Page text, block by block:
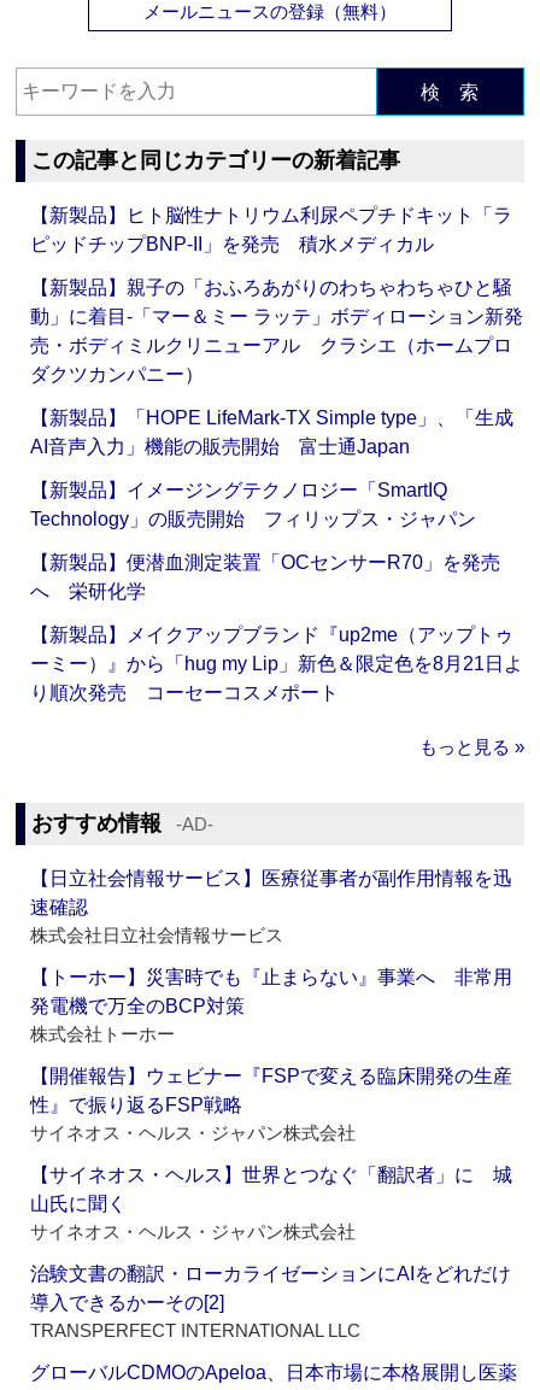
メールニュースの登録（無料）
検 索
この記事と同じカテゴリーの新着記事
【新製品】ヒト脳性ナトリウム利尿ペプチドキット「ラ
ピッドチップBNP-II」を発売 積水メディカル
【新製品】親子の「おふろあがりのわちゃわちゃひと騒
動」に着目‐「マー＆ミー ラッテ」ボディローション新発
売・ボディミルクリニューアル クラシエ（ホームプロ
ダクツカンパニー）
【新製品】「HOPE LifeMark-TX Simple type」、「生成
AI音声入力」機能の販売開始 富士通Japan
【新製品】イメージングテクノロジー「SmartIQ
Technology」の販売開始 フィリップス・ジャパン
【新製品】便潜血測定装置「OCセンサーR70」を発売
へ 栄研化学
【新製品】メイクアップブランド『up2me（アップトゥ
ーミー）』から「hug my Lip」新色＆限定色を8月21日よ
り順次発売 コーセーコスメポート
もっと見る »
おすすめ情報 ‐AD‐
【日立社会情報サービス】医療従事者が副作用情報を迅
速確認
株式会社日立社会情報サービス
【トーホー】災害時でも『止まらない』事業へ 非常用
発電機で万全のBCP対策
株式会社トーホー
【開催報告】ウェビナー『FSPで変える臨床開発の生産
性』で振り返るFSP戦略
サイネオス・ヘルス・ジャパン株式会社
【サイネオス・ヘルス】世界とつなぐ「翻訳者」に 城
山氏に聞く
サイネオス・ヘルス・ジャパン株式会社
治験文書の翻訳・ローカライゼーションにAIをどれだけ
導入できるかーその[2]
TRANSPERFECT INTERNATIONAL LLC
グローバルCDMOのApeloa、日本市場に本格展開し医薬